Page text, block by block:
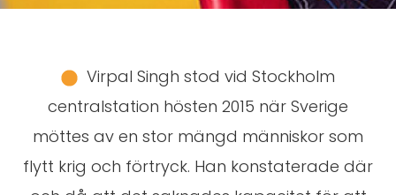
Virpal Singh stod vid Stockholm
centralstation hösten 2015 när Sverige
möttes av en stor mängd människor som
flytt krig och förtryck. Han konstaterade där